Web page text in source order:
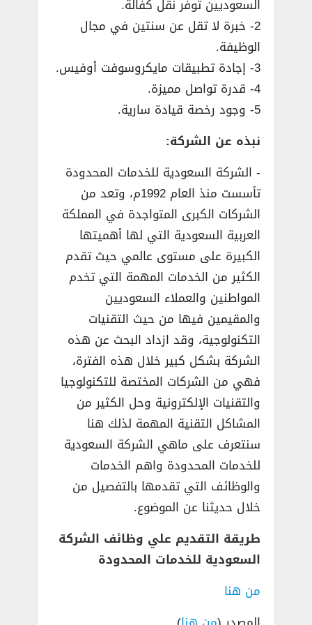
السعوديين توفر نقل كفالة.
2- خبرة لا تقل عن سنتين في مجال
الوظيفة.
3- إجادة تطبيقات مايكروسوفت أوفيس.
4- قدرة تواصل مميزة.
5- وجود رخصة قيادة سارية.
نبذه عن الشركة:
­- الشركة السعودية للخدمات المحدودة
تأسست منذ العام 1992م، وتعد من
الشركات الكبرى المتواجدة في المملكة
العربية السعودية التي لها أهميتها
الكبيرة على مستوى عالمي حيث تقدم
الكثير من الخدمات المهمة التي تخدم
المواطنين والعملاء السعوديين
والمقيمين فيها من حيث التقنيات
التكنولوجية، وقد ازداد البحث عن هذه
الشركة بشكل كبير خلال هذه الفترة،
فهي من الشركات المختصة للتكنولوجيا
والتقنيات الإلكترونية وحل الكثير من
المشاكل التقنية المهمة لذلك هنا
سنتعرف على ماهي الشركة السعودية
للخدمات المحدودة واهم الخدمات
والوظائف التي تقدمها بالتفصيل من
خلال حديثنا عن الموضوع.
طريقة التقديم علي وظائف الشركة
السعودية للخدمات المحدودة
من هنا